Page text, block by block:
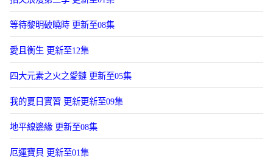
等待黎明破曉時 更新至08集
愛且衡生 更新至12集
四大元素之火之愛鏈 更新至05集
我的夏日實習 更新更新至09集
地平線邊緣 更新至08集
厄運寶貝 更新至01集